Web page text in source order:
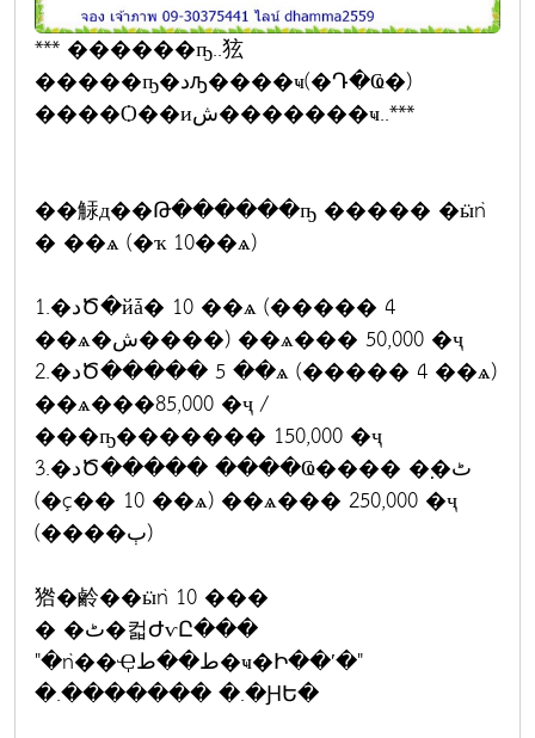
*** ������ҧ..㹡
�����ҧ�دԡ����ҹ(�Դ�Ҩ�)
����Ѻ��иش�������ҹ..***
��觨д��Թ������ҧ ����� �ӹǹ
� ��ѧ (�ҡ 10��ѧ)
1.�دԾ�йǡ� 10 ��ѧ (����� 4
��ѧ�ش����) ��ѧ��� 50,000 �ҷ
2.�دԾ����� 5 ��ѧ (����� 4 ��ѧ)
��ѧ���85,000 �ҷ /
���ҧ������� 150,000 �ҷ
3.�دԾ����� ����Ҩ���� �຺�ٹ
(�ç�� 10 ��ѧ) ��ѧ��� 250,000 �ҷ
(����ٻ)
㹾�鹷��ӹǹ 10 ���
� �ٹ�컯ԺѵԸ���
"�ǹ��Ҿط��ط�ҹ�Ի��ʹ�"
�.������� �.�ԨԵ�